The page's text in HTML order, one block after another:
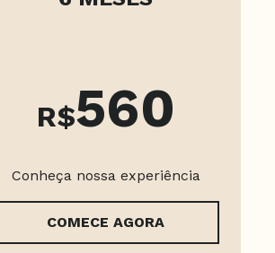
R$560
Conheça nossa experiência
COMECE AGORA